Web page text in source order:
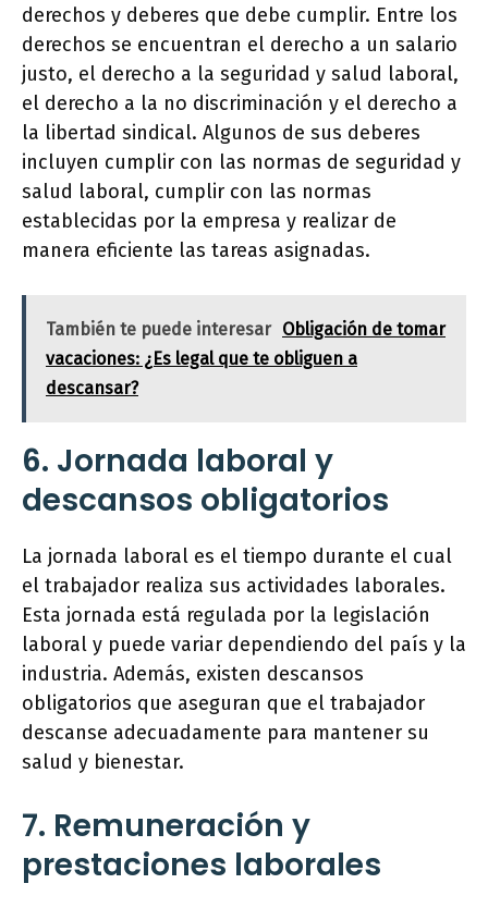
derechos y deberes que debe cumplir. Entre los
derechos se encuentran el derecho a un salario
justo, el derecho a la seguridad y salud laboral,
el derecho a la no discriminación y el derecho a
la libertad sindical. Algunos de sus deberes
incluyen cumplir con las normas de seguridad y
salud laboral, cumplir con las normas
establecidas por la empresa y realizar de
manera eficiente las tareas asignadas.
También te puede interesar Obligación de tomar
vacaciones: ¿Es legal que te obliguen a
descansar?
6. Jornada laboral y
descansos obligatorios
La jornada laboral es el tiempo durante el cual
el trabajador realiza sus actividades laborales.
Esta jornada está regulada por la legislación
laboral y puede variar dependiendo del país y la
industria. Además, existen descansos
obligatorios que aseguran que el trabajador
descanse adecuadamente para mantener su
salud y bienestar.
7. Remuneración y
prestaciones laborales